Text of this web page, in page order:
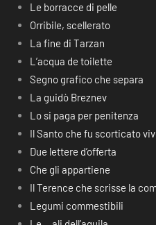
Le borracce di pelle
Orribile, scellerato
La fine di Tarzan
L’acqua de toilette
Segno grafico che separa
La guidò Breznev
Lo si paga per penitenza
Il Santo che fu scorticato
Due lettere d’offerta
Che gli appartiene
Il Terence che scrisse la
Legumi commestibili